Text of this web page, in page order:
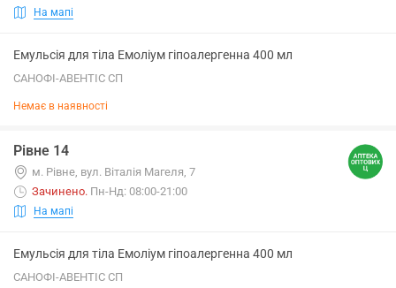
На мапі
Емульсія для тіла Емоліум гіпоалергенна 400 мл
САНОФІ-АВЕНТІС СП
Немає в наявності
Рівне 14
м. Рівне, вул. Віталія Магеля, 7
Зачинено. Пн-Нд: 08:00-21:00
На мапі
Емульсія для тіла Емоліум гіпоалергенна 400 мл
САНОФІ-АВЕНТІС СП